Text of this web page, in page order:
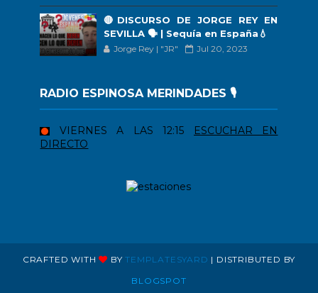
🔴DISCURSO DE JORGE REY EN
SEVILLA 🗣 | Sequía en España💧
Jorge Rey | "JR" Jul 20, 2023
RADIO ESPINOSA MERINDADES 🎙️
VIERNES A LAS 12:15
ESCUCHAR EN
DIRECTO
CRAFTED WITH BYTEMPLATESYARD | DISTRIBUTED BY
BLOGSPOT